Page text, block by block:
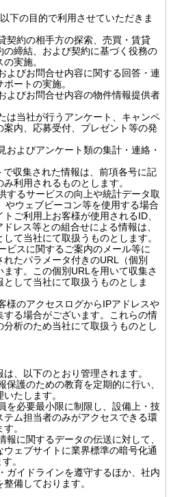
下の目的で利用させていただきま
契約の相手方の探索、売買・賃貸
締結、および契約に基づく役務の
実施。
よびお問合せ内容に関する回答・連
ートの実施。
よびお問合せ内容の物件情報提供者
は当社が行うアンケート、キャンペ
内、応募受付、プレゼント等の発
およびアンケート類の集計・連絡・
収集された情報は、前項各号に記
利用されるものとします。
するサービスの向上や統計データ取
やウェブビーコン等を使用する場合
ご利用上お客様が使用されるID、
レス等との組合せによる情報は、
て当社にて取扱うものとします。
ビスに関するご案内のメール等に
たパラメータ付きのURL（個別
す。この個別URLを用いて収集さ
して当社にて取扱うものとしま
様のアクセスログからIPアドレスや
る場合がございます。これらの情
析のため当社にて取扱うものとし
、以下のとおり管理されます。
護のための教育を定期的に行い、
たします。
を必要最小限に制限し、設備上・技
ム担当者のみがアクセスできる環
。
に関するデータの伝送に対して、
ェブサイトに業界標準の暗号化通
。
ガイドラインを遵守するほか、社内
備しております。